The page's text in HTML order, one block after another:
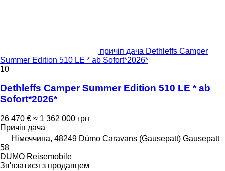
причіп дача Dethleffs Camper
Summer Edition 510 LE * ab Sofort*2026*
10
Dethleffs Camper Summer Edition 510 LE * ab
Sofort*2026*
26 470 € ≈ 1 362 000 грн
Причіп дача
Німеччина, 48249 Dümo Caravans (Gausepatt) Gausepatt
58
DUMO Reisemobile
Зв'язатися з продавцем